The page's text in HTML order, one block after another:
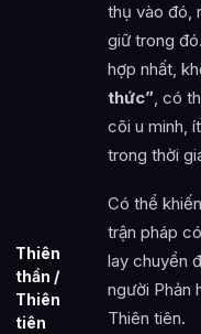
Thiên
thần /
Thiên
tiên
thụ vào đó,
giữ trong
hợp nhất,
thức”, có
cõi u minh,
trong thời
Có thể
trận pháp
lay chuyển
người Phản
Thiên tiên.